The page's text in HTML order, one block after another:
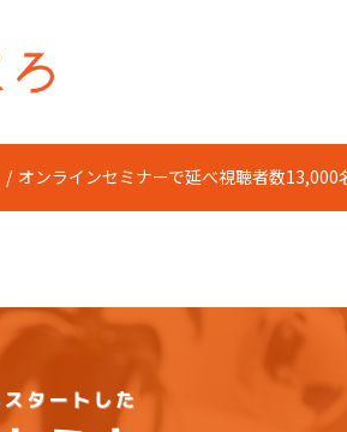
オンラインセミナーで延べ視聴者数